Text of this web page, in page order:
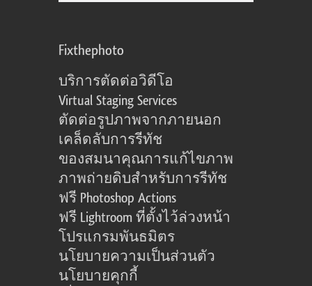
Fixthephoto
บริการตัดต่อวิดีโอ
Virtual Staging Services
ตัดต่อรูปภาพจากภายนอก
เคล็ดลับการรีทัช
ของสมนาคุณการแก้ไขภาพ
ภาพถ่ายดิบสำหรับการรีทัช
ฟรี Photoshop Actions
ฟรี Lightroom ที่ตั้งไว้ล่วงหน้า
โปรแกรมพันธมิตร
นโยบายความเป็นส่วนตัว
นโยบายคุกกี้